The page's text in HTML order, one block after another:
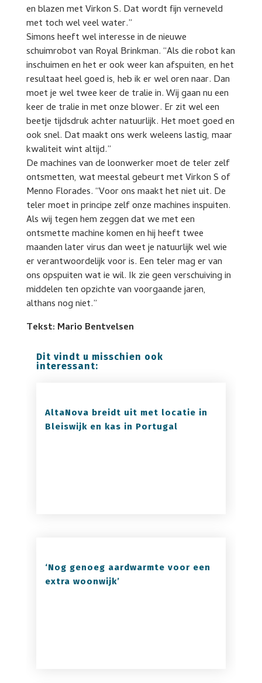
en blazen met Virkon S. Dat wordt fijn verneveld
met toch wel veel water.”
Simons heeft wel interesse in de nieuwe
schuimrobot van Royal Brinkman. “Als die robot kan
inschuimen en het er ook weer kan afspuiten, en het
resultaat heel goed is, heb ik er wel oren naar. Dan
moet je wel twee keer de tralie in. Wij gaan nu een
keer de tralie in met onze blower. Er zit wel een
beetje tijdsdruk achter natuurlijk. Het moet goed en
ook snel. Dat maakt ons werk weleens lastig, maar
kwaliteit wint altijd.”
De machines van de loonwerker moet de teler zelf
ontsmetten, wat meestal gebeurt met Virkon S of
Menno Florades. “Voor ons maakt het niet uit. De
teler moet in principe zelf onze machines inspuiten.
Als wij tegen hem zeggen dat we met een
ontsmette machine komen en hij heeft twee
maanden later virus dan weet je natuurlijk wel wie
er verantwoordelijk voor is. Een teler mag er van
ons opspuiten wat ie wil. Ik zie geen verschuiving in
middelen ten opzichte van voorgaande jaren,
althans nog niet.”
Tekst: Mario Bentvelsen
Dit vindt u misschien ook
interessant:
AltaNova breidt uit met locatie in
Bleiswijk en kas in Portugal
‘Nog genoeg aardwarmte voor een
extra woonwijk’